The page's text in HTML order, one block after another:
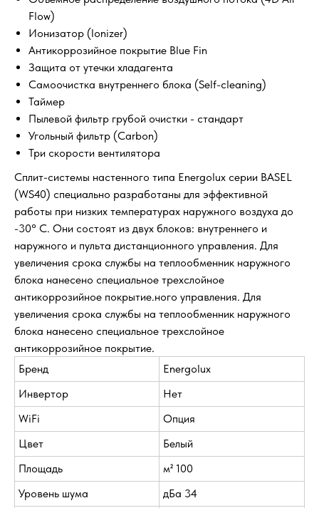
Flow)
Ионизатор (Ionizer)
Антикоррозийное покрытие Blue Fin
Защита от утечки хладагента
Самоочистка внутреннего блока (Self-cleaning)
Таймер
Пылевой фильтр грубой очистки - стандарт
Угольный фильтр (Carbon)
Три скорости вентилятора
Сплит-системы настенного типа Energolux серии BASEL
(WS40) специально разработаны для эффективной
работы при низких температурах наружного воздуха до
-30° С. Они состоят из двух блоков: внутреннего и
наружного и пульта дистанционного управления. Для
увеличения срока службы на теплообменник наружного
блока нанесено специальное трехслойное
антикоррозийное покрытие.ного управления. Для
увеличения срока службы на теплообменник наружного
блока нанесено специальное трехслойное
антикоррозийное покрытие.
Бренд
Energolux
Инвертор
Нет
WiFi
Опция
Цвет
Белый
Площадь
м² 100
Уровень шума
дБа 34